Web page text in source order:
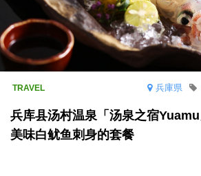
兵庫県
兵库县汤村温泉「汤泉之宿
美味白鱿鱼刺身的套餐